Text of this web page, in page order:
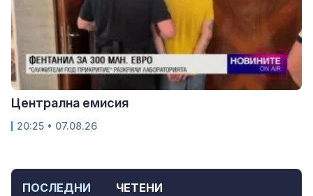
ПОСЛЕДНИ ЧЕТЕНИ
Централна емисия
20:25 • 07.08.26